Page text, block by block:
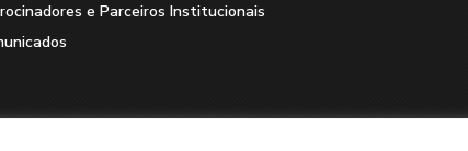
e Parceiros Institucionais